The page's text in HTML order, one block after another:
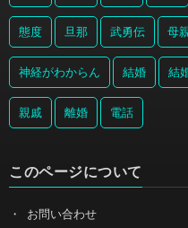
態度 旦那 武勇伝 母
神経がわからん 結婚 結
親戚 離婚 電話
このページについて
お問い合わせ